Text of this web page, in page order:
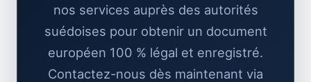
nos services auprès des autorités
suédoises pour obtenir un document
européen 100 % légal et enregistré.
Contactez-nous dès maintenant via